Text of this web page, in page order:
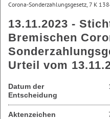
Corona-Sonderzahlungsgesetz, 7 K
13.11.2023 -
Bremischen
Urteil vom
Datum der
Entscheidung
Aktenzeichen